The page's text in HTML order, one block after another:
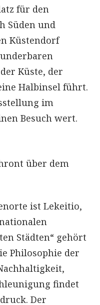
für den
Süden und
Küstendorf
Küste, der
Halbinsel führt.
im
Besuch wert.
über dem
ist Lekeitio,
Städten“ gehört
Philosophie der
findet
Der